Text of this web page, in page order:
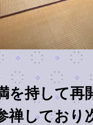
を持して再
禅しており